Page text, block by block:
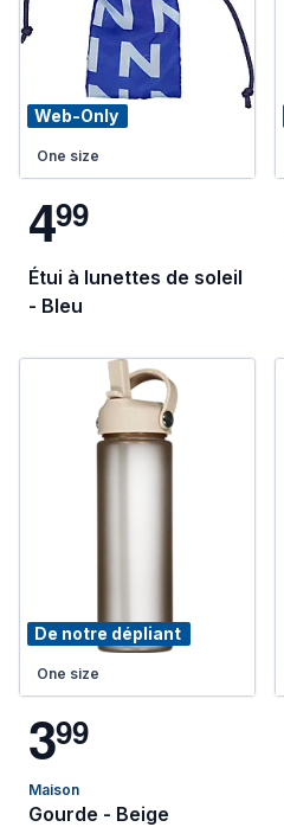
Web-Only
One size
499
Étui à lunettes de soleil
- Bleu
De notre dépliant
One size
399
Maison
Gourde - Beige